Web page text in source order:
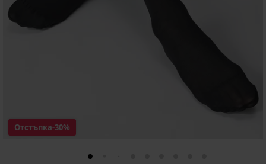
Отстъпка-30%